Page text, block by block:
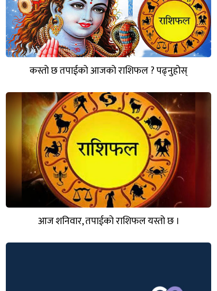
कस्तो छ तपाईको आजको राशिफल ? पढ्नुहोस्
आज शनिवार, तपाईको राशिफल यस्तो छ ।